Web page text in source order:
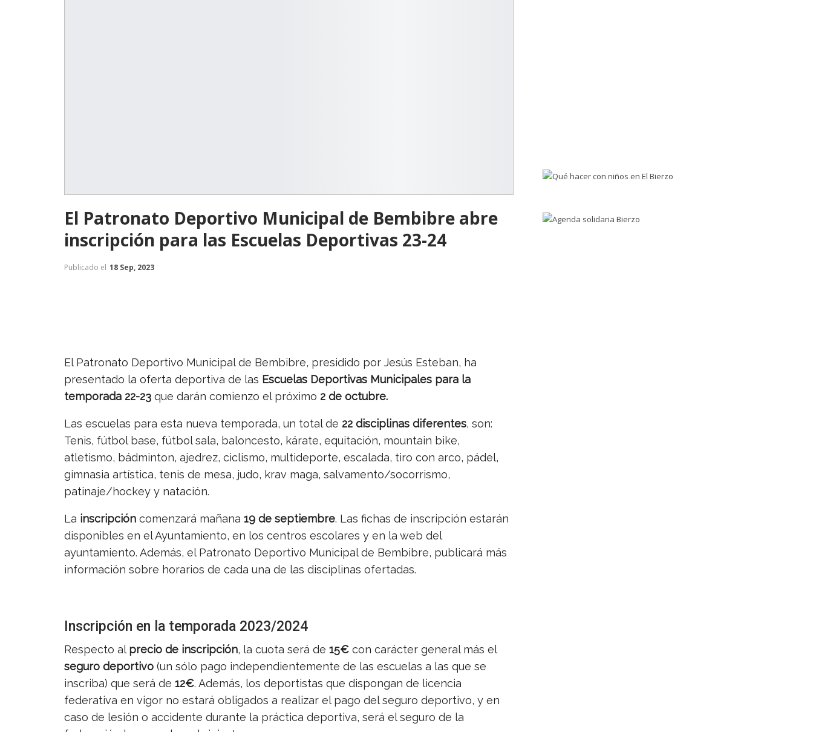
El Patronato Deportivo Municipal de Bembibre abre
inscripción para las Escuelas Deportivas 23-24
Publicado el 18 Sep, 2023
El Patronato Deportivo Municipal de Bembibre, presidido por Jesús Esteban, ha
presentado la oferta deportiva de las Escuelas Deportivas Municipales para la
temporada 22-23 que darán comienzo el próximo 2 de octubre.
Las escuelas para esta nueva temporada, un total de 22 disciplinas diferentes, son:
Tenis, fútbol base, fútbol sala, baloncesto, kárate, equitación, mountain bike,
atletismo, bádminton, ajedrez, ciclismo, multideporte, escalada, tiro con arco, pádel,
gimnasia artística, tenis de mesa, judo, krav maga, salvamento/socorrismo,
patinaje/hockey y natación.
La inscripción comenzará mañana 19 de septiembre. Las fichas de inscripción estarán
disponibles en el Ayuntamiento, en los centros escolares y en la web del
ayuntamiento. Además, el Patronato Deportivo Municipal de Bembibre, publicará más
información sobre horarios de cada una de las disciplinas ofertadas.
Inscripción en la temporada 2023/2024
Respecto al precio de inscripción, la cuota será de 15€ con carácter general más el
seguro deportivo (un sólo pago independientemente de las escuelas a las que se
inscriba) que será de 12€. Además, los deportistas que dispongan de licencia
federativa en vigor no estará obligados a realizar el pago del seguro deportivo, y en
caso de lesión o accidente durante la práctica deportiva, será el seguro de la